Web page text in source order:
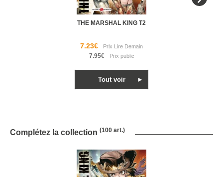
THE MARSHAL KING T2
7.23€
7.95€
Complétez la collection (100 art.)